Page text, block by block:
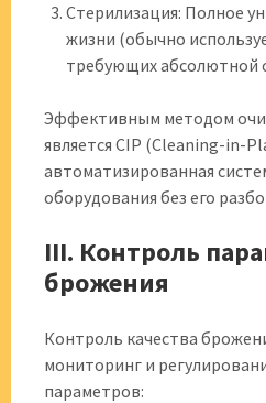
Стерилизация: Полное
жизни (обычно
требующих абсолютной
Эффективным методом
является CIP (Cleaning-in-
автоматизированная
оборудования без его
III. Контроль
брожения
Контроль качества
мониторинг и
параметров: